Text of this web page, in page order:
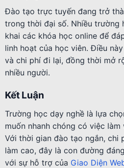
Đào tạo trực tuyến đang trở
trong thời đại số. Nhiều trường
khai các khóa học online để
linh hoạt của học viên. Điều
và chi phí đi lại, đồng thời mở
nhiều người.
Kết Luận
Trường học dạy nghề là lựa
muốn nhanh chóng có việc
Với thời gian đào tạo ngắn, chi
làm cao, đây là con đường
với sự hỗ trợ của Giao Diện